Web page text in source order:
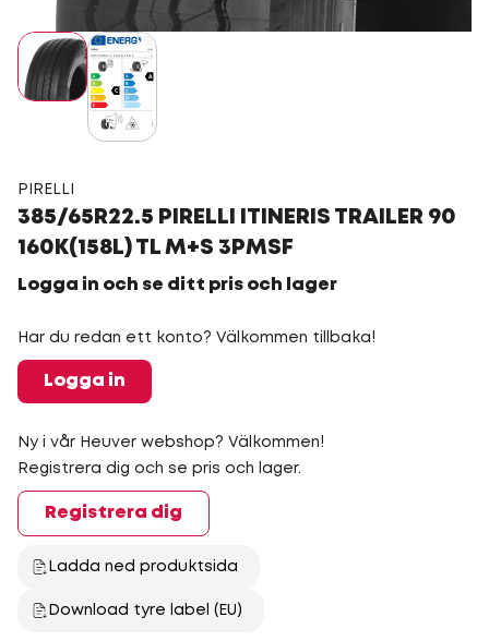
PIRELLI
385/65R22.5 PIRELLI ITINERIS TRAILER 90
160K(158L) TL M+S 3PMSF
Logga in och se ditt pris och lager
Har du redan ett konto? Välkommen tillbaka!
Logga in
Ny i vår Heuver webshop? Välkommen!
Registrera dig och se pris och lager.
Registrera dig
Ladda ned produktsida
Download tyre label (EU)